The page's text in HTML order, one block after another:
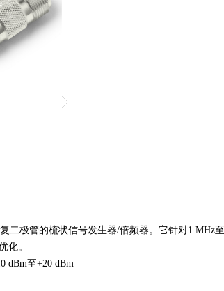
二极管的梳状信号发生器/倍频器。它针对1 MHz至
化。
dBm至+20 dBm